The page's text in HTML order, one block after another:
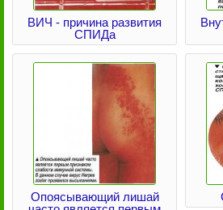
ВИЧ - причина развития
СПИДа
Опоясывающий лишай